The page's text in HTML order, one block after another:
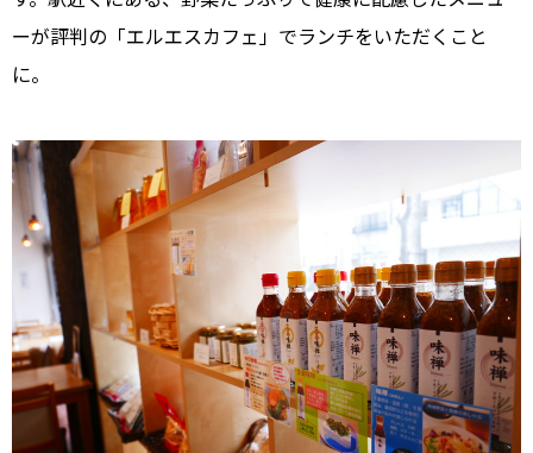
ーが評判の「エルエスカフェ」でランチをいただくこと
に。